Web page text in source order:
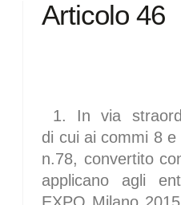
Articolo 46
1. In via
di cui ai commi 8
n.78, convertito
applicano agli